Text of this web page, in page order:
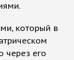
который в
через его